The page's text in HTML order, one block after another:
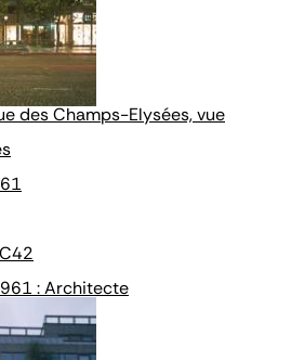
des Champs-Elysées, vue
: Architecte